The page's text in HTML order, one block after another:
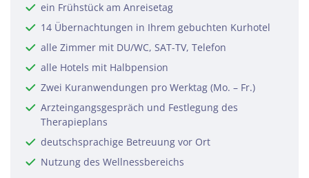
ein Frühstück am Anreisetag
14 Übernachtungen in Ihrem gebuchten Kurhotel
alle Zimmer mit DU/WC, SAT-TV, Telefon
alle Hotels mit Halbpension
Zwei Kuranwendungen pro Werktag (Mo. – Fr.)
Arzteingangsgespräch und Festlegung des
Therapieplans
deutschsprachige Betreuung vor Ort
Nutzung des Wellnessbereichs